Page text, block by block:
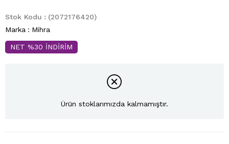
Stok Kodu
(2072176420)
Marka : Mihra
NET %30 İNDİRİM
Ürün stoklarımızda kalmamıştır.